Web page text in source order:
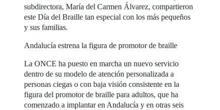
subdirectora, María del Carmen Álvarez, compartieron
este Día del Braille tan especial con los más pequeños
y sus familias.
Andalucía estrena la figura de promotor de braille
La ONCE ha puesto en marcha un nuevo servicio
dentro de su modelo de atención personalizada a
personas ciegas o con baja visión consistente en la
figura del promotor de braille para adultos, que ha
comenzado a implantar en Andalucía y en otras seis